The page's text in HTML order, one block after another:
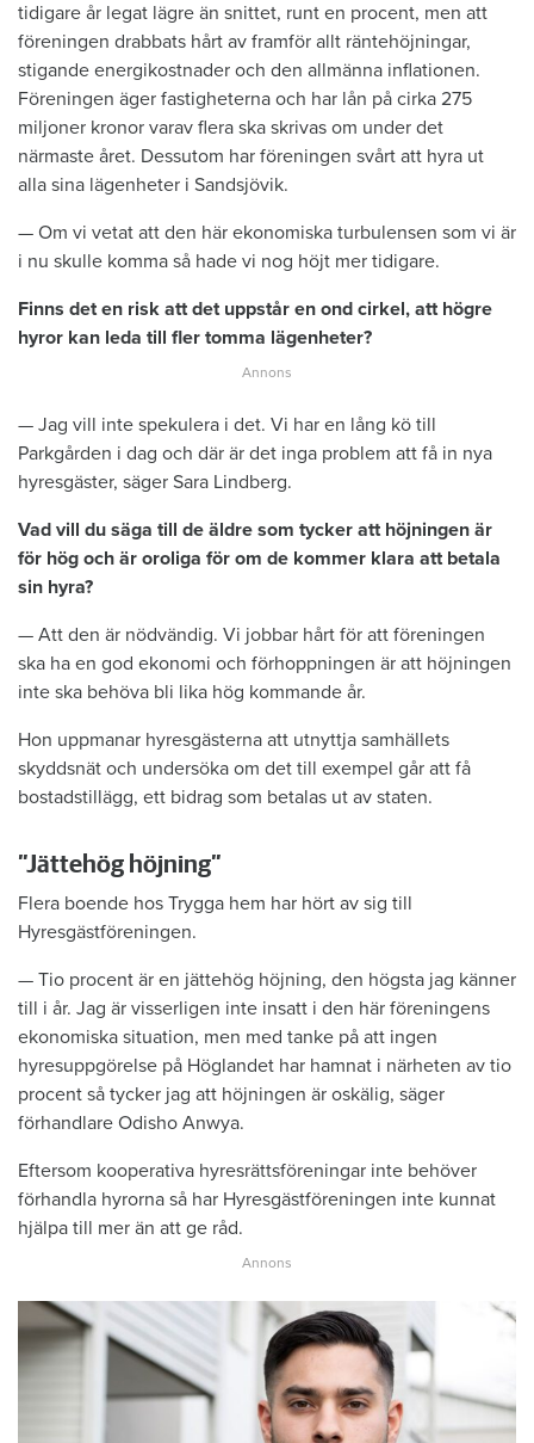
tidigare år legat lägre än snittet, runt en procent, men att
föreningen drabbats hårt av framför allt räntehöjningar,
stigande energikostnader och den allmänna inflationen.
Föreningen äger fastigheterna och har lån på cirka 275
miljoner kronor varav flera ska skrivas om under det
närmaste året. Dessutom har föreningen svårt att hyra ut
alla sina lägenheter i Sandsjövik.
— Om vi vetat att den här ekonomiska turbulensen som vi är
i nu skulle komma så hade vi nog höjt mer tidigare.
Finns det en risk att det uppstår en ond cirkel, att högre
hyror kan leda till fler tomma lägenheter?
— Jag vill inte spekulera i det. Vi har en lång kö till
Parkgården i dag och där är det inga problem att få in nya
hyresgäster, säger Sara Lindberg.
Vad vill du säga till de äldre som tycker att höjningen är
för hög och är oroliga för om de kommer klara att betala
sin hyra?
— Att den är nödvändig. Vi jobbar hårt för att föreningen
ska ha en god ekonomi och förhoppningen är att höjningen
inte ska behöva bli lika hög kommande år.
Hon uppmanar hyresgästerna att utnyttja samhällets
skyddsnät och undersöka om det till exempel går att få
bostadstillägg, ett bidrag som betalas ut av staten.
”Jättehög höjning”
Flera boende hos Trygga hem har hört av sig till
Hyresgästföreningen.
— Tio procent är en jättehög höjning, den högsta jag känner
till i år. Jag är visserligen inte insatt i den här föreningens
ekonomiska situation, men med tanke på att ingen
hyresuppgörelse på Höglandet har hamnat i närheten av tio
procent så tycker jag att höjningen är oskälig, säger
förhandlare Odisho Anwya.
Eftersom kooperativa hyresrättsföreningar inte behöver
förhandla hyrorna så har Hyresgästföreningen inte kunnat
hjälpa till mer än att ge råd.